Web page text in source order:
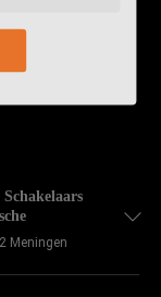
Meningen